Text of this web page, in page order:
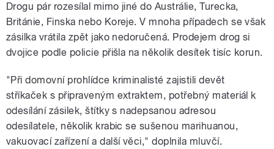
Drogu pár rozesílal mimo jiné do Austrálie, Turecka,
Británie, Finska nebo Koreje. V mnoha případech se však
zásilka vrátila zpět jako nedoručená. Prodejem drog si
dvojice podle policie přišla na několik desítek tisíc korun.
"Při domovní prohlídce kriminalisté zajistili devět
stříkaček s připraveným extraktem, potřebný materiál k
odesílání zásilek, štítky s nadepsanou adresou
odesílatele, několik krabic se sušenou marihuanou,
vakuovací zařízení a další věci," doplnila mluvčí.